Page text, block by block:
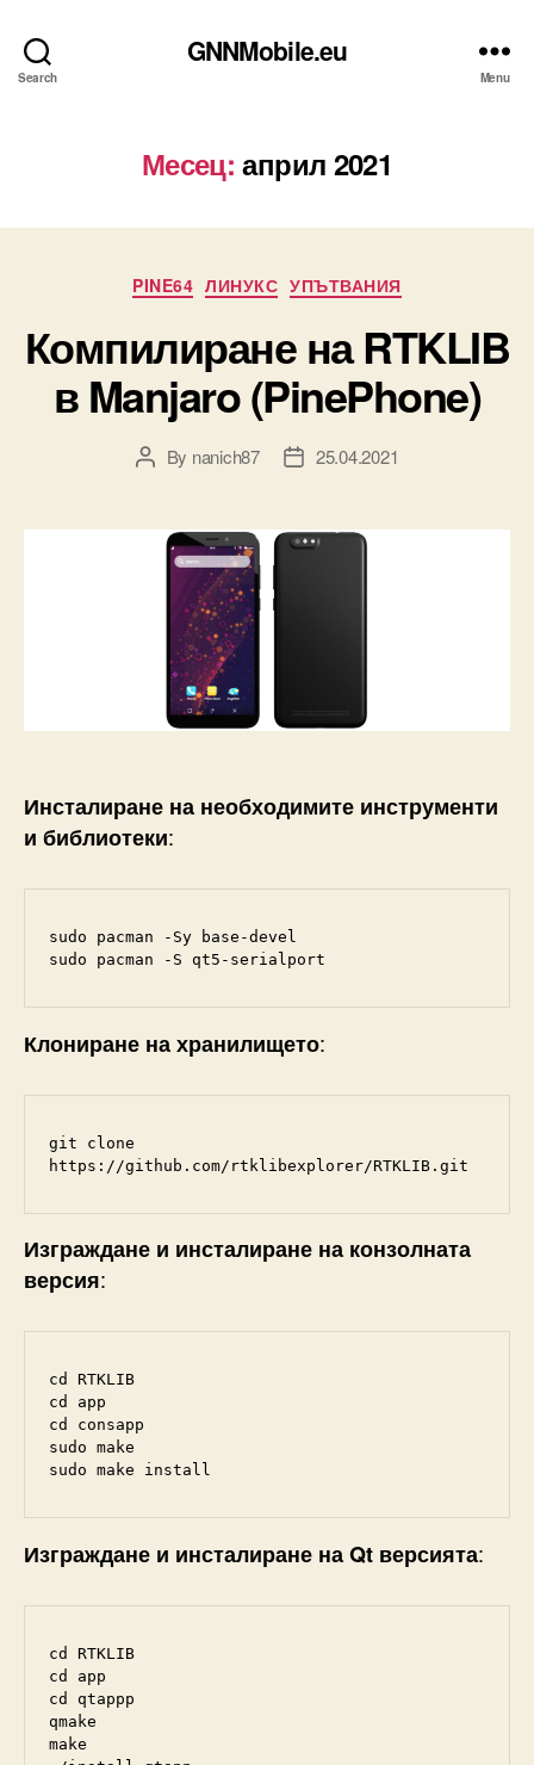
Search
GNNMobile.eu
Menu
Месец: април 2021
Categories
PINE64 ЛИНУКС УПЪТВАНИЯ
Компилиране на RTKLIB
в Manjaro (PinePhone)
PostBy nanich87
Post25.04.2021
Инсталиране на необходимите инструменти
и библиотеки:
sudo pacman -Sy base-devel
sudo pacman -S qt5-serialport
Клониране на хранилището:
git clone
https://github.com/rtklibexplorer/RTKLIB.git
Изграждане и инсталиране на конзолната
версия:
cd RTKLIB
cd app
cd consapp
sudo make
sudo make install
Изграждане и инсталиране на Qt версията:
cd RTKLIB
cd app
cd qtappp
qmake
make